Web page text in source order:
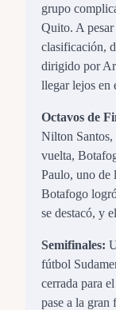
grupo
Quito. A
clasificación,
dirigido por
llegar lejos en
Octavos de
Nilton Santos,
vuelta,
Paulo, uno de
Botafogo
se destacó, y
Semifinales:
fútbol
cerrada para
pase a la gran